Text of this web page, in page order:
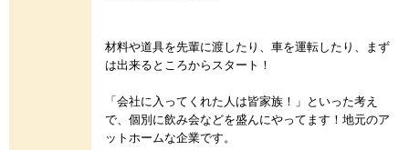
材料や道具を先輩に渡したり、車を運転したり、まず
は出来るところからスタート！
「会社に入ってくれた人は皆家族！」といった考え
で、個別に飲み会などを盛んにやってます！地元のア
ットホームな企業です。